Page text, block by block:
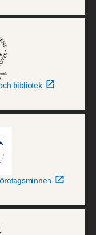
bibliotek